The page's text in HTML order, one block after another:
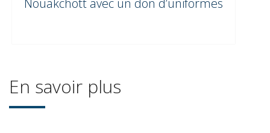
Nouakchott avec un don d’uniformes
En savoir plus